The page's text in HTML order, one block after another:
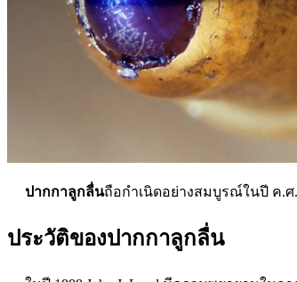
ปากกาลูกลื่นถือกำเนิดอย่างสมบูรณ์ในปี ค.ศ
ประวัติของปากกาลูกลื่น